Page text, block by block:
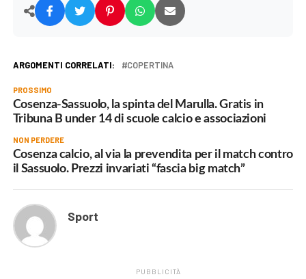
ARGOMENTI CORRELATI: COPERTINA
PROSSIMO
Cosenza-Sassuolo, la spinta del Marulla. Gratis in
Tribuna B under 14 di scuole calcio e associazioni
NON PERDERE
Cosenza calcio, al via la prevendita per il match contro
il Sassuolo. Prezzi invariati “fascia big match”
Sport
PUBBLICITÀ